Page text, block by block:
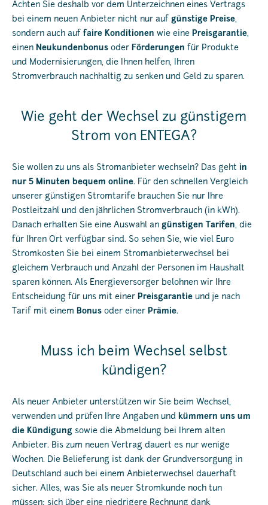
Achten Sie deshalb vor dem Unterzeichnen eines Vertrags
bei einem neuen Anbieter nicht nur auf günstige Preise,
sondern auch auf faire Konditionen wie eine Preisgarantie,
einen Neukundenbonus oder Förderungen für Produkte
und Modernisierungen, die Ihnen helfen, Ihren
Stromverbrauch nachhaltig zu senken und Geld zu sparen.
Wie geht der Wechsel zu günstigem
Strom von ENTEGA?
Sie wollen zu uns als Stromanbieter wechseln? Das geht in
nur 5 Minuten bequem online. Für den schnellen Vergleich
unserer günstigen Stromtarife brauchen Sie nur Ihre
Postleitzahl und den jährlichen Stromverbrauch (in kWh).
Danach erhalten Sie eine Auswahl an günstigen Tarifen, die
für Ihren Ort verfügbar sind. So sehen Sie, wie viel Euro
Stromkosten Sie bei einem Stromanbieterwechsel bei
gleichem Verbrauch und Anzahl der Personen im Haushalt
sparen können. Als Energieversorger belohnen wir Ihre
Entscheidung für uns mit einer Preisgarantie und je nach
Tarif mit einem Bonus oder einer Prämie.
Muss ich beim Wechsel selbst
kündigen?
Als neuer Anbieter unterstützen wir Sie beim Wechsel,
verwenden und prüfen Ihre Angaben und kümmern uns um
die Kündigung sowie die Abmeldung bei Ihrem alten
Anbieter. Bis zum neuen Vertrag dauert es nur wenige
Wochen. Die Belieferung ist dank der Grundversorgung in
Deutschland auch bei einem Anbieterwechsel dauerhaft
sicher. Alles, was Sie als neuer Stromkunde noch tun
müssen: sich über eine niedrigere Rechnung dank